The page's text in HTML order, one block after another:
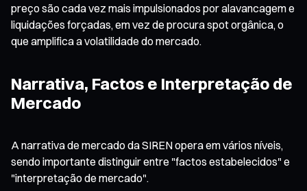
preço são cada vez mais impulsionados por alavancagem e
liquidações forçadas, em vez de procura spot orgânica, o
que amplifica a volatilidade do mercado.
Narrativa, Factos e Interpretação de
Mercado
A narrativa de mercado da SIREN opera em vários níveis,
sendo importante distinguir entre "factos estabelecidos" e
"interpretação de mercado".